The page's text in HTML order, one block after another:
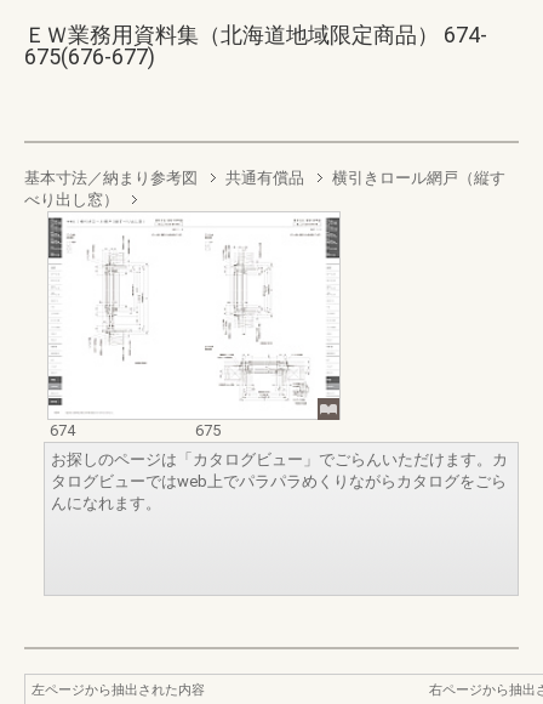
ＥＷ業務用資料集（北海道地域限定商品） 674-
675(676-677)
基本寸法／納まり参考図 共通有償品
横引きロール網戸（縦す
べり出し窓）
674
675
お探しのページは「カタログビュー」でごらんいただけます。カ
タログビューではweb上でパラパラめくりながらカタログをごら
んになれます。
左ページから抽出された内容
右ページから抽出